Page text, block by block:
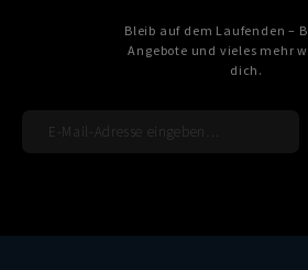
Bleib auf dem Laufenden –
Angebote und vieles mehr
dich.